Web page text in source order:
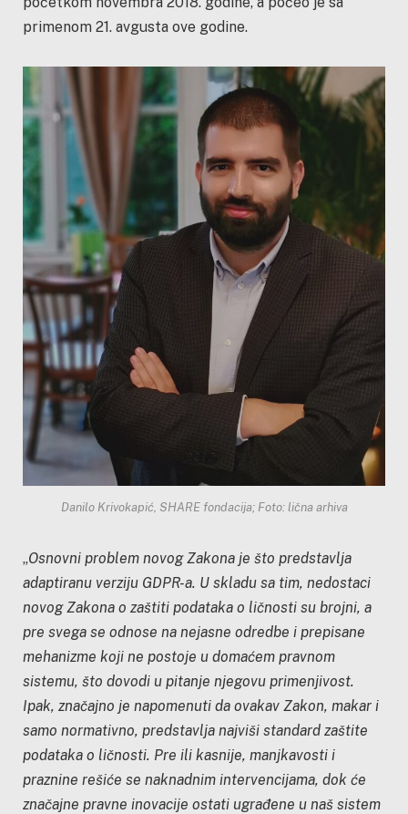
primenom 21. avgusta ove godine.
Danilo Krivokapić, SHARE fondacija; Foto: lična arhiva
„Osnovni problem novog Zakona je što predstavlja
adaptiranu verziju GDPR-a. U skladu sa tim, nedostaci
novog Zakona o zaštiti podataka o ličnosti su brojni, a
pre svega se odnose na nejasne odredbe i prepisane
mehanizme koji ne postoje u domaćem pravnom
sistemu, što dovodi u pitanje njegovu primenjivost.
Ipak, značajno je napomenuti da ovakav Zakon, makar i
samo normativno, predstavlja najviši standard zaštite
podataka o ličnosti. Pre ili kasnije, manjkavosti i
praznine rešiće se naknadnim intervencijama, dok će
značajne pravne inovacije ostati ugrađene u naš sistem